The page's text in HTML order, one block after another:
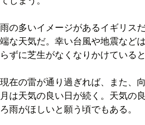
雨の多いイメージがあるイギリス
端な天気だ。幸い台風や地震など
らずに芝生がなくなりかけている
現在の雷が通り過ぎれば、また、
月は天気の良い日が続く。天気の
ろ雨がほしいと願う頃でもある。